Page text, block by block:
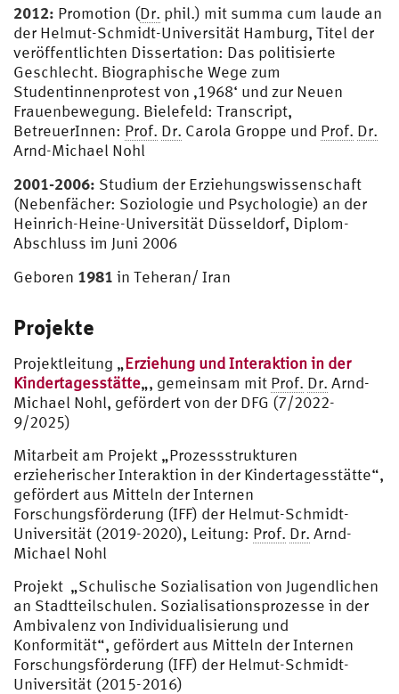
2012: Promotion (Dr. phil.) mit summa cum laude an
der Helmut-Schmidt-Universität Hamburg, Titel der
veröffentlichten Dissertation: Das politisierte
Geschlecht. Biographische Wege zum
Studentinnenprotest von ‚1968‘ und zur Neuen
Frauenbewegung. Bielefeld: Transcript,
BetreuerInnen: Prof. Dr. Carola Groppe und Prof. Dr.
Arnd-Michael Nohl
2001-2006: Studium der Erziehungswissenschaft
(Nebenfächer: Soziologie und Psychologie) an der
Heinrich-Heine-Universität Düsseldorf, Diplom-
Abschluss im Juni 2006
Geboren 1981 in Teheran/ Iran
Projekte
Projektleitung „Erziehung und Interaktion in der
Kindertagesstätte„, gemeinsam mit Prof. Dr. Arnd-
Michael Nohl, gefördert von der DFG (7/2022-
9/2025)
Mitarbeit am Projekt „Prozessstrukturen
erzieherischer Interaktion in der Kindertagesstätte“,
gefördert aus Mitteln der Internen
Forschungsförderung (IFF) der Helmut-Schmidt-
Universität (2019-2020), Leitung: Prof. Dr. Arnd-
Michael Nohl
Projekt „Schulische Sozialisation von Jugendlichen
an Stadtteilschulen. Sozialisationsprozesse in der
Ambivalenz von Individualisierung und
Konformität“, gefördert aus Mitteln der Internen
Forschungsförderung (IFF) der Helmut-Schmidt-
Universität (2015-2016)